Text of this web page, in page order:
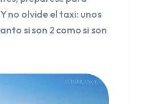
no olvide el taxi: unos
si son 2 como si son